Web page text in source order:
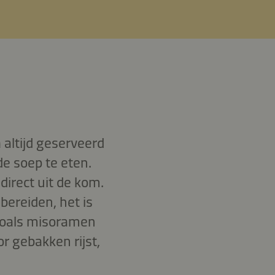
geserveerd
soep te eten.
uit de kom.
het is
misoramen
gebakken rijst,